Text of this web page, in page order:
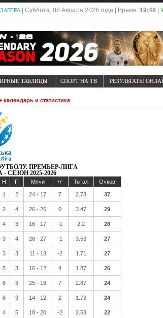
ЗАВТРА | Суббота, 08 Августа 2026 года | Время: 19:48 |
ТАБЛИЦЫ СПОРТ НА ТВ РЕЗУЛЬТАТЫ
и статистика
ПРЕМЬЕР-ЛИГА
2025-2026
Н П Мячи +/- Тотал Очков
1 2 24 - 17 7 2.73 37
2 4 26 - 26 0 3.47 29
4 3 16 - 17 -1 2.2 28
3 4 26 - 27 -1 3.53 27
3 3 11 - 13 -2 1.71 27
5 3 16 - 12 4 1.87 26
6 3 25 - 18 7 2.87 24
6 3 14 - 12 2 1.73 24
4 5 18 - 20 -2 2.53 22